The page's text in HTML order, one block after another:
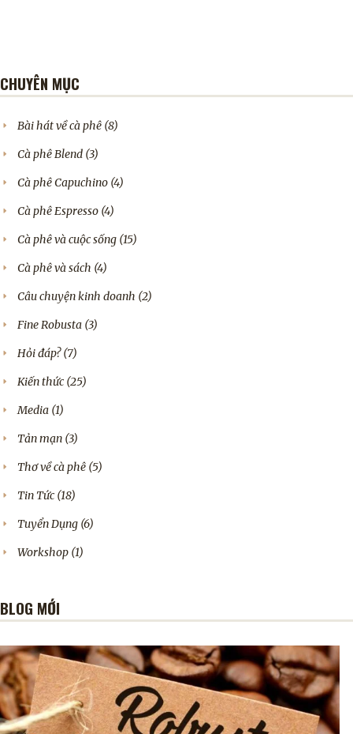
CHUYÊN MỤC
Bài hát về cà phê (8)
Cà phê Blend (3)
Cà phê Capuchino (4)
Cà phê Espresso (4)
Cà phê và cuộc sống (15)
Cà phê và sách (4)
Câu chuyện kinh doanh (2)
Fine Robusta (3)
Hỏi đáp?(7)
Kiến thức (25)
Media (1)
Tản mạn (3)
Thơ về cà phê (5)
Tin Tức (18)
Tuyển Dụng (6)
Workshop (1)
BLOG MỚI